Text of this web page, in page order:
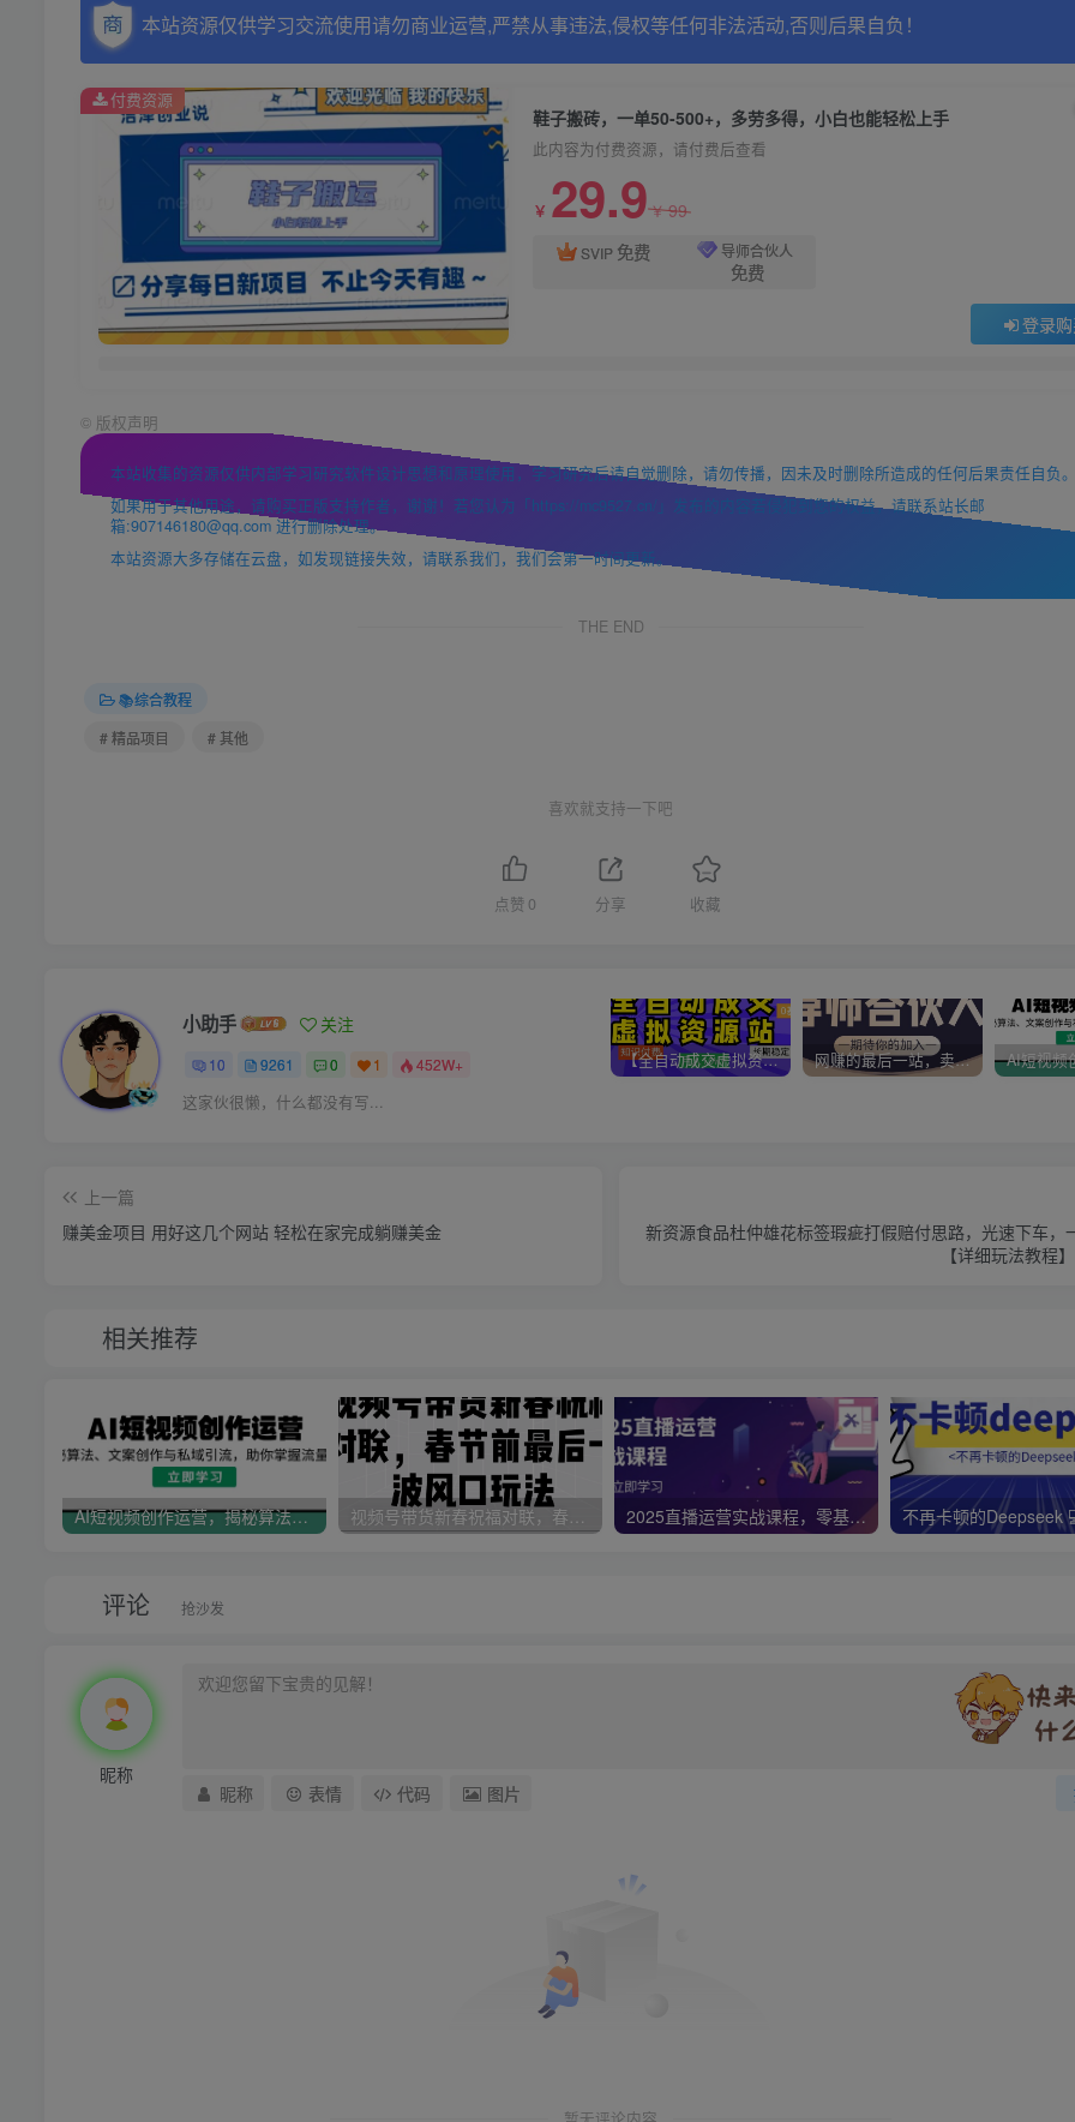
本站资源仅供学习交流使用请勿商业运营,严禁从事违法,侵权等任何非法活动,否则后果自负！
鞋子搬砖，一单50-500+，多劳多得，小白也能轻松上手
此内容为付费资源，请付费后查看
￥ 29.9￥99
SVIP 免费 导师合伙人
免费
登录
付费资源
© 版权声明
本站收集的资源仅供内部学习研究软件设计思想和原理使用，学习研究后请自觉删除，请勿传播，因未及时删除所造成的任何后果责任自负
如果用于其他用途，请购买正版支持作者，谢谢！若您认为「https://mc9527.cn/」发布的内容若侵犯到您的权益，请联系站长邮
箱:907146180@qq.com 进行删除处理。
本站资源大多存储在云盘，如发现链接失效，请联系我们，我们会第一时间更新。
THE END
📚综合教程
# 精品项目
# 其他
喜欢就支持一下吧
点赞 0 分享 收藏
小助手 关注
10 9261 0 1 452W+
这家伙很懒，什么都没有写...
【全自动成交虚拟资源站】站长唯一陪跑项目！月入10W+~长期稳定~ 网赚的最后一站，卖项目！做网赚顶级猎食者~
上一篇
赚美金项目 用好这几个网站 轻松在家完成躺赚美金
新资源食品杜仲雄花标签瑕疵打假赔付思路，光速下车，
【详细玩法教程
相关推荐
AI短视频创作运营，揭秘算法、文案创作与私域引流，助你掌握流量密码 2025直播运营实战课程，零基础入门到流量优化，快速提升直播间表现 不再卡顿的Deepseek
评论 抢沙发
昵称
昵称 表情 代码 图片